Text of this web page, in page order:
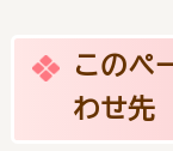
このペ
わせ先